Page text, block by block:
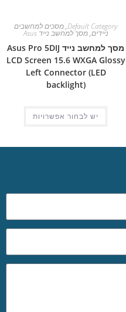
Default Category
,מסכים למחשבים
ניידים,מסך למחשב נייד Asus
מסך למחשב נייד Asus Pro 5DIJ
LCD Screen 15.6 WXGA Glossy
Left Connector (LED
backlight)
יש לבחור אפשרויות